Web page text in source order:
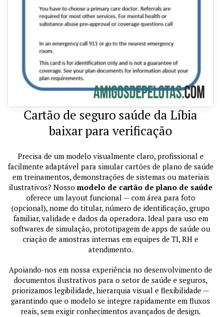
Cartão de seguro saúde da Líbia
baixar para verificação
Precisa de um modelo visualmente claro, profissional e
facilmente adaptável para simular cartões de plano de saúde
em treinamentos, demonstrações de sistemas ou materiais
ilustrativos? Nosso modelo de cartão de plano de saúde
oferece um layout funcional — com área para foto
(opcional), nome do titular, número de identificação, grupo
familiar, validade e dados da operadora. Ideal para uso em
softwares de simulação, prototipagem de apps de saúde ou
criação de amostras internas em equipes de TI, RH e
atendimento.
Apoiando-nos em nossa experiência no desenvolvimento de
documentos ilustrativos para o setor de saúde e seguros,
priorizamos legibilidade, hierarquia visual e flexibilidade —
garantindo que o modelo se integre rapidamente em fluxos
reais, sem exigir conhecimentos avançados de design.